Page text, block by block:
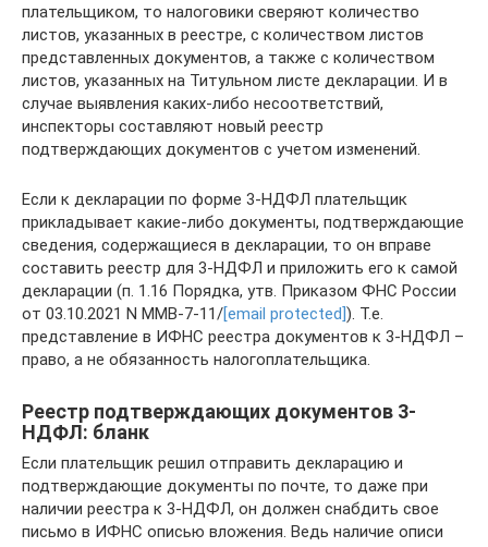
плательщиком, то налоговики сверяют количество
листов, указанных в реестре, с количеством листов
представленных документов, а также с количеством
листов, указанных на Титульном листе декларации. И в
случае выявления каких-либо несоответствий,
инспекторы составляют новый реестр
подтверждающих документов с учетом изменений.
Если к декларации по форме 3-НДФЛ плательщик
прикладывает какие-либо документы, подтверждающие
сведения, содержащиеся в декларации, то он вправе
составить реестр для 3-НДФЛ и приложить его к самой
декларации (п. 1.16 Порядка, утв. Приказом ФНС России
от 03.10.2021 N ММВ-7-11/[email protected]). Т.е.
представление в ИФНС реестра документов к 3-НДФЛ –
право, а не обязанность налогоплательщика.
Реестр подтверждающих документов 3-
НДФЛ: бланк
Если плательщик решил отправить декларацию и
подтверждающие документы по почте, то даже при
наличии реестра к 3-НДФЛ, он должен снабдить свое
письмо в ИФНС описью вложения. Ведь наличие описи